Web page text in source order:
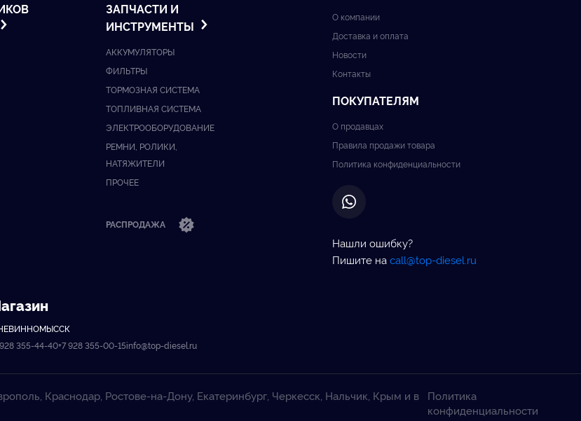
ЗАПЧАСТИ И
ИНСТРУМЕНТЫ
АККУМУЛЯТОРЫ
ФИЛЬТРЫ
ТОРМОЗНАЯ СИСТЕМА
ТОПЛИВНАЯ СИСТЕМА
ЭЛЕКТРООБОРУДОВАНИЕ
РЕМНИ, РОЛИКИ,
НАТЯЖИТЕЛИ
ПРОЧЕЕ
РАСПРОДАЖА
О компании
Доставка и оплата
Новости
Контакты
ПОКУПАТЕЛЯМ
О продавцах
Правила продажи товара
Политика конфиденциальности
Нашли ошибку?
Пишите наcall@top-diesel.ru
355-44-40+7 928 355-00-15info@top-diesel.ru
Краснодар, Ростове-на-Дону, Екатеринбург, Черкесск, Нальчик, Крым и в
Политика
конфиденциальности